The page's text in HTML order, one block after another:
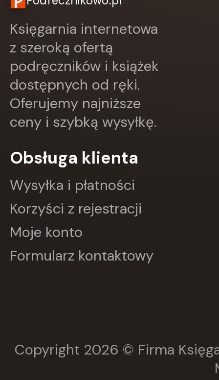
Draco
EDYCJA ŚWIĘTEGO PAWŁA
Edycja Świętego Pawła
Egmont
Express Publishing
FABRYKA SŁÓW
Filia
GALAKTYKA
GRUPA IMAGE
GWO
Harperkids
Jaguar
Kangur
karakter
KLUSZCZYŃSKI
LITERATURA
Księgarnia internetowa
z szeroką ofertą
podręczników i książek
dostępnych od ręki.
Oferujemy najniższe
ceny i szybką wysyłkę.
Obsługa klienta
Wysyłka i płatności
Korzyści z rejestracji
Moje konto
Formularz kontaktowy
Copyright 2026 © Firma